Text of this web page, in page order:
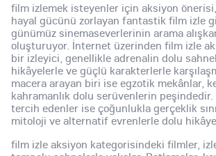
film izlemek isteyenler için aksiyon
hayal gücünü zorlayan fantastik film izle
günümüz sinemaseverlerinin arama
oluşturuyor. İnternet üzerinden film izle
bir izleyici, genellikle adrenalin dolu
hikâyelerle ve güçlü karakterlerle
macera arayan biri ise egzotik mekânlar,
kahramanlık dolu serüvenlerin
tercih edenler ise çoğunlukla gerçeklik
mitoloji ve alternatif evrenlerle dolu
film izle aksiyon kategorisindeki filmler,